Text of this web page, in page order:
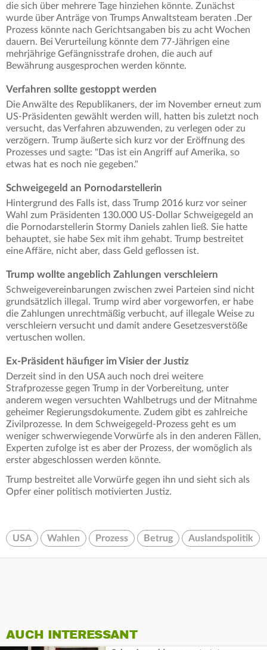
die sich über mehrere Tage hinziehen könnte. Zunächst
wurde über Anträge von Trumps Anwaltsteam beraten .Der
Prozess könnte nach Gerichtsangaben bis zu acht Wochen
dauern. Bei Verurteilung könnte dem 77-Jährigen eine
mehrjährige Gefängnisstrafe drohen, die auch auf
Bewährung ausgesprochen werden könnte.
Verfahren sollte gestoppt werden
Die Anwälte des Republikaners, der im November erneut zum
US-Präsidenten gewählt werden will, hatten bis zuletzt noch
versucht, das Verfahren abzuwenden, zu verlegen oder zu
verzögern. Trump äußerte sich kurz vor der Eröffnung des
Prozesses und sagte: "Das ist ein Angriff auf Amerika, so
etwas hat es noch nie gegeben."
Schweigegeld an Pornodarstellerin
Hintergrund des Falls ist, dass Trump 2016 kurz vor seiner
Wahl zum Präsidenten 130.000 US-Dollar Schweigegeld an
die Pornodarstellerin Stormy Daniels zahlen ließ. Sie hatte
behauptet, sie habe Sex mit ihm gehabt. Trump bestreitet
eine Affäre, nicht aber, dass Geld geflossen ist.
Trump wollte angeblich Zahlungen verschleiern
Schweigevereinbarungen zwischen zwei Parteien sind nicht
grundsätzlich illegal. Trump wird aber vorgeworfen, er habe
die Zahlungen unrechtmäßig verbucht, auf illegale Weise zu
verschleiern versucht und damit andere Gesetzesverstöße
vertuschen wollen.
Ex-Präsident häufiger im Visier der Justiz
Derzeit sind in den USA auch noch drei weitere
Strafprozesse gegen Trump in der Vorbereitung, unter
anderem wegen versuchten Wahlbetrugs und der Mitnahme
geheimer Regierungsdokumente. Zudem gibt es zahlreiche
Zivilprozesse. In dem Schweigegeld-Prozess geht es um
weniger schwerwiegende Vorwürfe als in den anderen Fällen,
Experten zufolge ist es aber der Prozess, der womöglich als
erster abgeschlossen werden könnte.
Trump bestreitet alle Vorwürfe gegen ihn und sieht sich als
Opfer einer politisch motivierten Justiz.
USA Wahlen Prozess Betrug Auslandspolitik
AUCH INTERESSANT